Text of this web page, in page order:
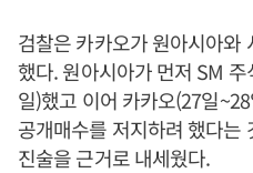
검찰은 카카오가 원아시아와
했다. 원아시아가 먼저 SM
일)했고 이어 카카오(27일
공개매수를 저지하려 했다는
진술을 근거로 내세웠다.